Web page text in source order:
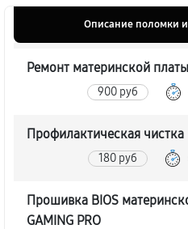
Описание поломки
Ремонт материнской платы
900 руб
Профилактическая чистка
180 руб
Прошивка BIOS
GAMING PRO